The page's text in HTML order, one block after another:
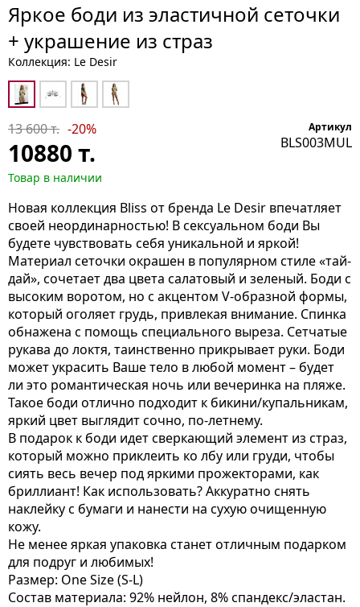
Яркое боди из эластичной сеточки
+ украшение из страз
Коллекция: Le Desir
13 600 т. -20%
10880 т.
Товар в наличии
Артикул
BLS003MUL
Новая коллекция Bliss от бренда Le Desir впечатляет
своей неординарностью! В сексуальном боди Вы
будете чувствовать себя уникальной и яркой!
Материал сеточки окрашен в популярном стиле «тай-
дай», сочетает два цвета салатовый и зеленый. Боди с
высоким воротом, но с акцентом V-образной формы,
который оголяет грудь, привлекая внимание. Спинка
обнажена с помощь специального выреза. Сетчатые
рукава до локтя, таинственно прикрывает руки. Боди
может украсить Ваше тело в любой момент – будет
ли это романтическая ночь или вечеринка на пляже.
Такое боди отлично подходит к бикини/купальникам,
яркий цвет выглядит сочно, по-летнему.
В подарок к боди идет сверкающий элемент из страз,
который можно приклеить ко лбу или груди, чтобы
сиять весь вечер под яркими прожекторами, как
бриллиант! Как использовать? Аккуратно снять
наклейку с бумаги и нанести на сухую очищенную
кожу.
Не менее яркая упаковка станет отличным подарком
для подруг и любимых!
Размер: One Size (S-L)
Состав материала: 92% нейлон, 8% спандекс/эластан.